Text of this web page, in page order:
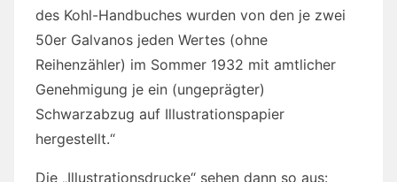
des Kohl-Handbuches wurden von den je zwei
50er Galvanos jeden Wertes (ohne
Reihenzähler) im Sommer 1932 mit amtlicher
Genehmigung je ein (ungeprägter)
Schwarzabzug auf Illustrationspapier
hergestellt.“
Die „Illustrationsdrucke“ sehen dann so aus: